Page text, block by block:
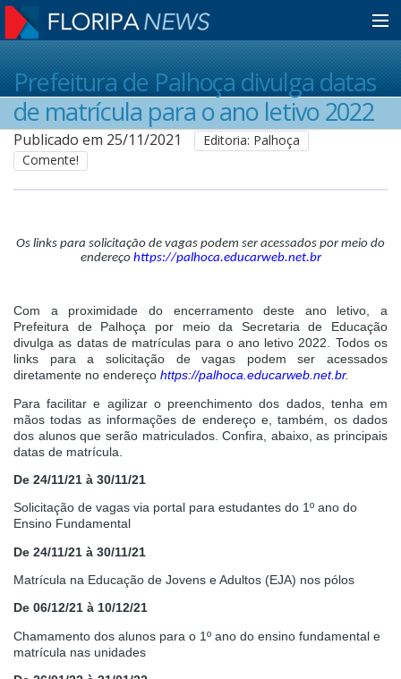
Home
Notícias
Colunistas
Classificados
Guia de Serviços
Anuncie
Cinema
Anuncie
Fale Conosco
Prefeitura de Palhoça divulga datas
de matrícula para o ano letivo 2022
Publicado em 25/11/2021
Editoria: Palhoça
Comente!
Os links para solicitação de vagas podem ser acessados por meio do
endereço https://palhoca.educarweb.net.br
Com a proximidade do encerramento deste ano letivo, a
Prefeitura de Palhoça por meio da Secretaria de Educação
divulga as datas de matrículas para o ano letivo 2022. Todos os
links para a solicitação de vagas podem ser acessados
diretamente no endereço https://palhoca.educarweb.net.br.
Para facilitar e agilizar o preenchimento dos dados, tenha em
mãos todas as informações de endereço e, também, os dados
dos alunos que serão matriculados. Confira, abaixo, as principais
datas de matrícula.
De 24/11/21 à 30/11/21
Solicitação de vagas via portal para estudantes do 1º ano do
Ensino Fundamental
De 24/11/21 à 30/11/21
Matrícula na Educação de Jovens e Adultos (EJA) nos pólos
De 06/12/21 à 10/12/21
Chamamento dos alunos para o 1º ano do ensino fundamental e
matrícula nas unidades